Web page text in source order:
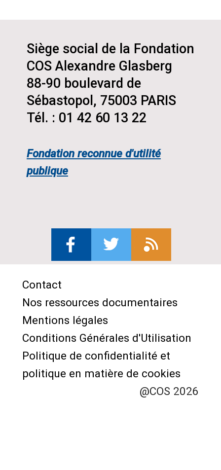
Siège social de la Fondation
COS Alexandre Glasberg
88-90 boulevard de
Sébastopol, 75003 PARIS
Tél. : 01 42 60 13 22
Fondation reconnue d'utilité
publique
@COS 2026
Menu
Pied
de
page
Contact
Nos ressources documentaires
Mentions légales
Conditions Générales d'Utilisation
Politique de confidentialité et
politique en matière de cookies